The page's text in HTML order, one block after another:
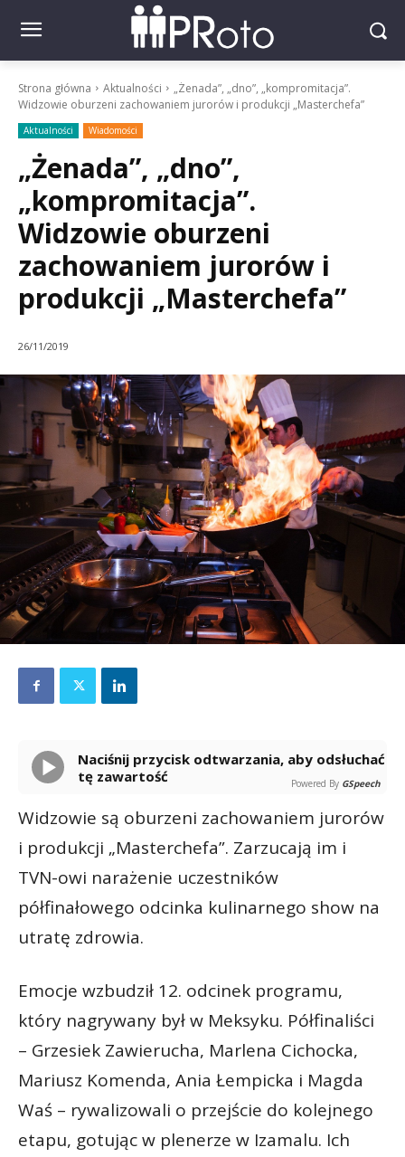
Strona główna Aktualności
„Żenada”, „dno”, „kompromitacja”.
Widzowie oburzeni zachowaniem jurorów i produkcji „Masterchefa”
Aktualności Wiadomości
„Żenada”, „dno”,
„kompromitacja”.
Widzowie oburzeni
zachowaniem jurorów i
produkcji „Masterchefa”
26/11/2019
Naciśnij przycisk odtwarzania, aby odsłuchać
tę zawartość
Powered By GSpeech
Widzowie są oburzeni zachowaniem jurorów
i produkcji „Masterchefa”. Zarzucają im i
TVN-owi narażenie uczestników
półfinałowego odcinka kulinarnego show na
utratę zdrowia.
Emocje wzbudził 12. odcinek programu,
który nagrywany był w Meksyku. Półfinaliści
– Grzesiek Zawierucha, Marlena Cichocka,
Mariusz Komenda, Ania Łempicka i Magda
Waś – rywalizowali o przejście do kolejnego
etapu, gotując w plenerze w Izamalu. Ich